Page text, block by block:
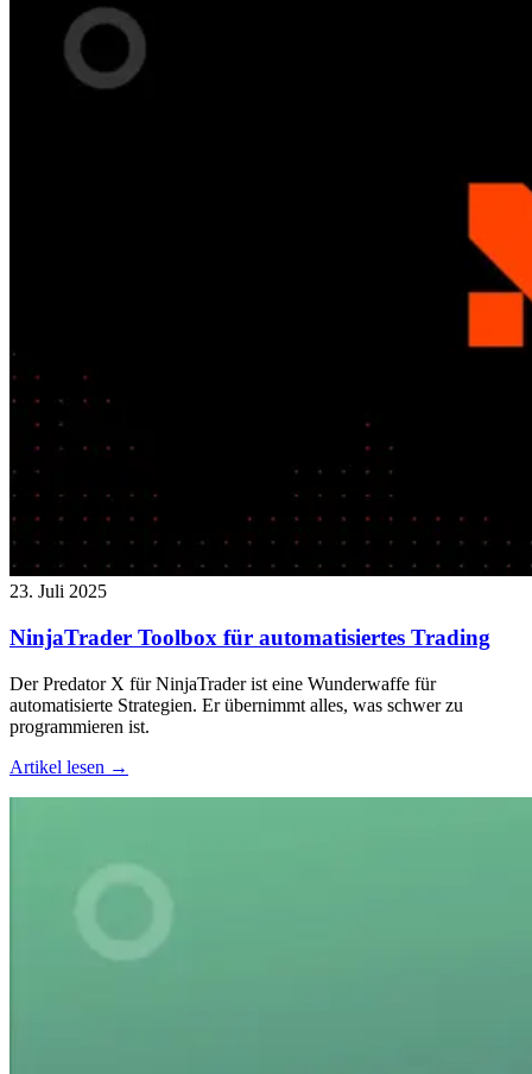
23. Juli 2025
NinjaTrader Toolbox für automatisiertes Trading
Der Predator X für NinjaTrader ist eine Wunderwaffe für
automatisierte Strategien. Er übernimmt alles, was schwer zu
programmieren ist.
Artikel lesen →